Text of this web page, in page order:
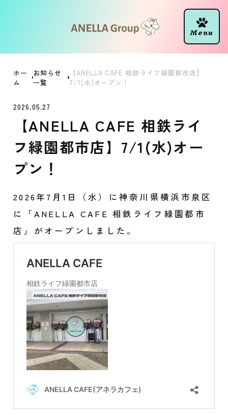
ホー
ム
お知らせ
一覧
【ANELLA CAFE 相鉄ライフ緑園都市店】
7/1(水)オープン！
2026.05.27
【ANELLA CAFE 相鉄ライ
フ緑園都市店】7/1(水)オー
プン！
2026年7月1日（水）に神奈川県横浜市泉区
に「ANELLA CAFE 相鉄ライフ緑園都市
店」がオープンしました。